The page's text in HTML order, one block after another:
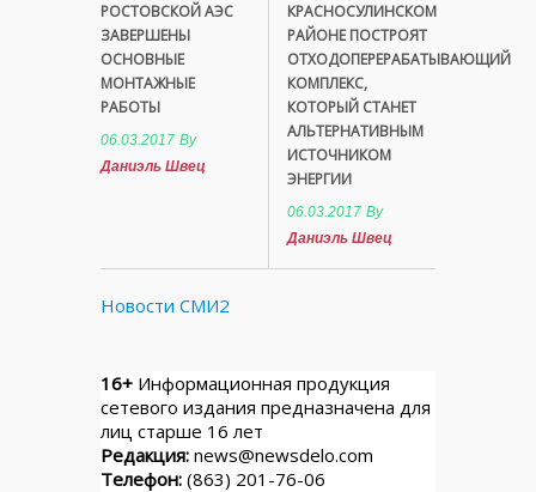
РОСТОВСКОЙ АЭС
ЗАВЕРШЕНЫ
ОСНОВНЫЕ
МОНТАЖНЫЕ
РАБОТЫ
06.03.2017 By
Даниэль Швец
КРАСНОСУЛИНСКОМ
РАЙОНЕ ПОСТРОЯТ
ОТХОДОПЕРЕРАБАТЫВАЮЩИЙ
КОМПЛЕКС,
КОТОРЫЙ СТАНЕТ
АЛЬТЕРНАТИВНЫМ
ИСТОЧНИКОМ
ЭНЕРГИИ
06.03.2017 By
Даниэль Швец
Новости СМИ2
16+ Информационная продукция
сетевого издания предназначена для
лиц старше 16 лет
Редакция: news@newsdelo.com
Телефон: (863) 201-76-06